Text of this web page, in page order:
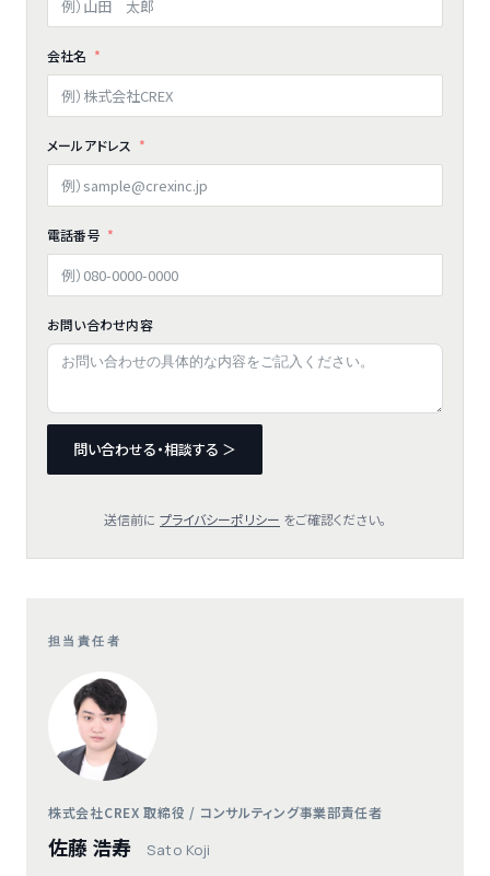
会社名
メールアドレス
電話番号
お問い合わせ内容
問い合わせる・相談する ＞
送信前に プライバシーポリシー をご確認ください。
担当責任者
株式会社CREX 取締役 / コンサルティング事業部責任者
佐藤 浩寿 Sato Koji